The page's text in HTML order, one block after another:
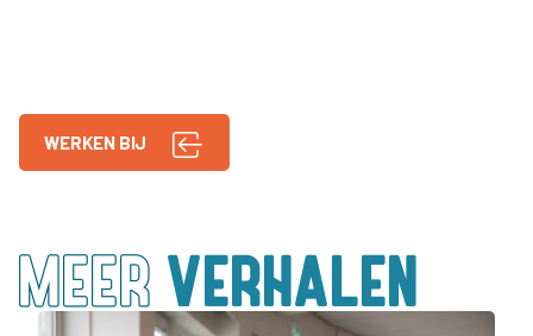
WERKEN BIJ
MEER VERHALEN